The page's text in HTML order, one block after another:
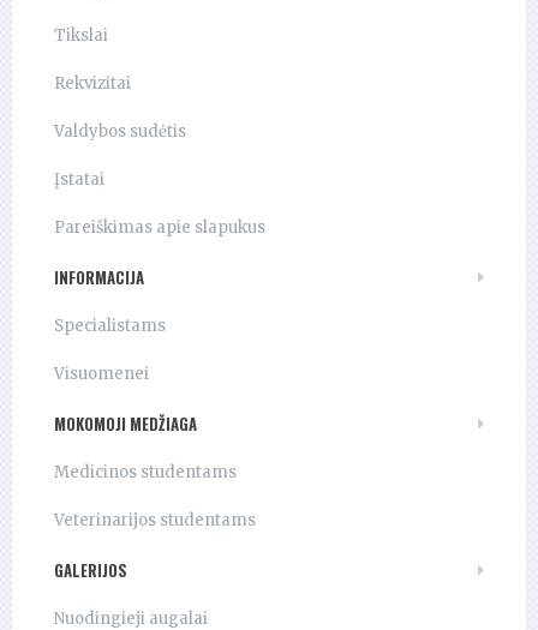
Tikslai
Rekvizitai
Valdybos sudėtis
Įstatai
Pareiškimas apie slapukus
INFORMACIJA
Specialistams
Visuomenei
MOKOMOJI MEDŽIAGA
Medicinos studentams
Veterinarijos studentams
GALERIJOS
Nuodingieji augalai